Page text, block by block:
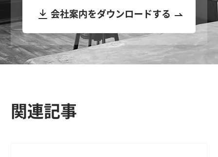
会社案内をダウンロードする
関連記事